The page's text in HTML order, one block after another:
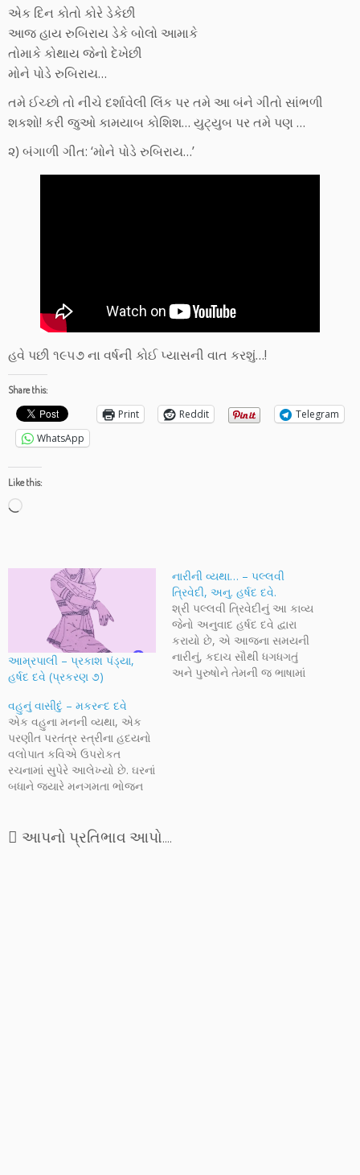
એક દિન કોતો કોરે ડેકેછી
આજ હાય રુબિરાય ડેકે બોલો આમાકે
તોમાકે કોથાય જેનો દેખેછી
મોને પોડે રુબિરાય…
તમે ઈચ્છો તો નીચે દર્શાવેલી લિંક પર તમે આ બંને ગીતો સાંભળી
શકશો! કરી જુઓ કામયાબ કોશિશ… યુટ્યુબ પર તમે પણ …
૨) બંગાળી ગીત: ‘મોને પોડે રુબિરાય…’
હવે પછી ૧૯૫૭ ના વર્ષની કોઈ પ્યાસની વાત કરશું…!
Share this:
Print Reddit
Telegram
WhatsApp
Like this:
Loading…
આમ્રપાલી – પ્રકાશ પંડ્યા,
હર્ષદ દવે (પ્રકરણ ૭)
નારીની વ્યથા… – પલ્લવી
ત્રિવેદી, અનુ. હર્ષદ દવે.
શ્રી પલ્લવી ત્રિવેદીનું આ કાવ્ય
જેનો અનુવાદ હર્ષદ દવે દ્વારા
કરાયો છે, એ આજના સમયની
નારીનું, કદાચ સૌથી ધગધગતું
અને પુરુષોને તેમની જ ભાષામાં
વહુનું વાસીદું – મકરન્દ દવે
એક વહુના મનની વ્યથા, એક
પરણીત પરતંત્ર સ્ત્રીના હદયનો
વલોપાત કવિએ ઉપરોકત
રચનામાં સુપેરે આલેખ્યો છે. ઘરનાં
બધાને જ્યારે મનગમતા ભોજન
છે. આયુષ્ય જાણે ઘંટીના બે પડ
વચ્ચે પીસાઈ જતું લાગે છે અને
આપનો પ્રતિભાવ આપો....